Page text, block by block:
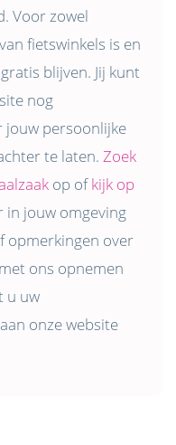
Voor zowel
fietswinkels is en
blijven. Jij kunt
nog
persoonlijke
te laten. Zoek
op ofkijk op
in jouw omgeving
opmerkingen over
ons opnemen
u uw
onze website